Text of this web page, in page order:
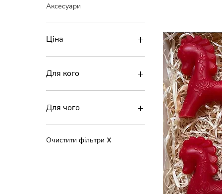
Аксесуари
Ціна
30 ₴
Для кого
Для дітей
Для чоловіків
Для чого
Для тіла
Для волосся та шкіри
Очистити фільтри X